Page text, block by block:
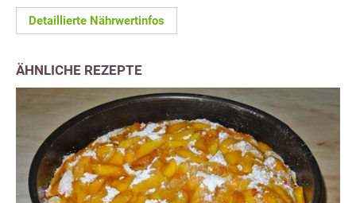
Detaillierte Nährwertinfos
ÄHNLICHE REZEPTE